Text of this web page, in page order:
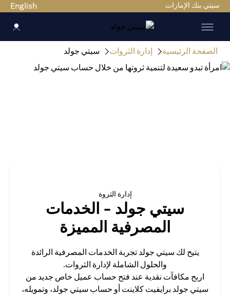
سيتي بنك الإمارات English
الصفحة الرئيسية إدارة الثروات سيتي جولد
إدارة الثروة
سيتي جولد - الخدمات
المصرفية المميزة
يتيح لك سيتي جولد تجربة الخدمات المصرفية الرائدة
والحلول الشاملة لإدارة الثروات.
اربح مكافآت نقدية عند فتح حساب عميل خاص جديد من
سيتي جولد برايفيت كلاينت أو حساب سيتي جولد، وتمويله،